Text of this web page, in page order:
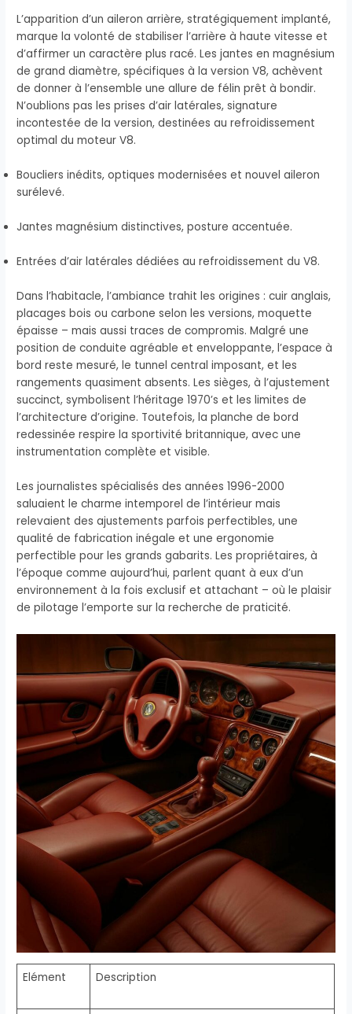
L’apparition d’un aileron arrière, stratégiquement implanté,
marque la volonté de stabiliser l’arrière à haute vitesse et
d’affirmer un caractère plus racé. Les jantes en magnésium
de grand diamètre, spécifiques à la version V8, achèvent
de donner à l’ensemble une allure de félin prêt à bondir.
N’oublions pas les prises d’air latérales, signature
incontestée de la version, destinées au refroidissement
optimal du moteur V8.
Boucliers inédits, optiques modernisées et nouvel aileron
surélevé.
Jantes magnésium distinctives, posture accentuée.
Entrées d’air latérales dédiées au refroidissement du V8.
Dans l’habitacle, l’ambiance trahit les origines : cuir anglais,
placages bois ou carbone selon les versions, moquette
épaisse – mais aussi traces de compromis. Malgré une
position de conduite agréable et enveloppante, l’espace à
bord reste mesuré, le tunnel central imposant, et les
rangements quasiment absents. Les sièges, à l’ajustement
succinct, symbolisent l’héritage 1970’s et les limites de
l’architecture d’origine. Toutefois, la planche de bord
redessinée respire la sportivité britannique, avec une
instrumentation complète et visible.
Les journalistes spécialisés des années 1996-2000
saluaient le charme intemporel de l’intérieur mais
relevaient des ajustements parfois perfectibles, une
qualité de fabrication inégale et une ergonomie
perfectible pour les grands gabarits. Les propriétaires, à
l’époque comme aujourd’hui, parlent quant à eux d’un
environnement à la fois exclusif et attachant – où le plaisir
de pilotage l’emporte sur la recherche de praticité.
Elément Description